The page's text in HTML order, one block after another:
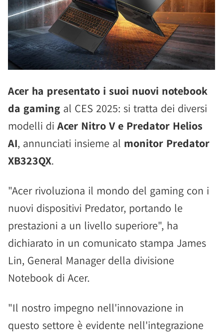
Acer ha presentato i suoi nuovi notebook
da gaming al CES 2025: si tratta dei diversi
modelli di Acer Nitro V e Predator Helios
AI, annunciati insieme al monitor Predator
XB323QX.
"Acer rivoluziona il mondo del gaming con i
nuovi dispositivi Predator, portando le
prestazioni a un livello superiore", ha
dichiarato in un comunicato stampa James
Lin, General Manager della divisione
Notebook di Acer.
"Il nostro impegno nell'innovazione in
questo settore è evidente nell'integrazione